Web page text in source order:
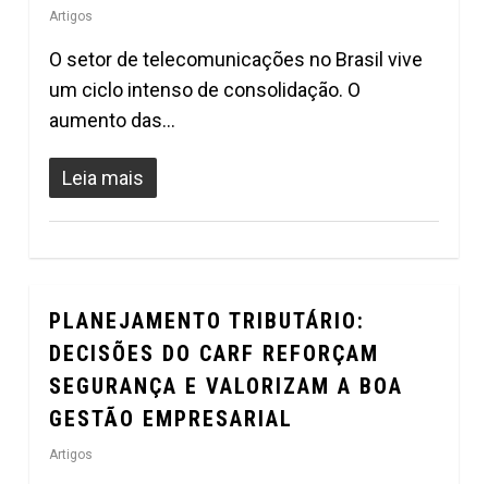
Artigos
O setor de telecomunicações no Brasil vive
um ciclo intenso de consolidação. O
aumento das…
Leia mais
PLANEJAMENTO TRIBUTÁRIO:
DECISÕES DO CARF REFORÇAM
SEGURANÇA E VALORIZAM A BOA
GESTÃO EMPRESARIAL
Artigos